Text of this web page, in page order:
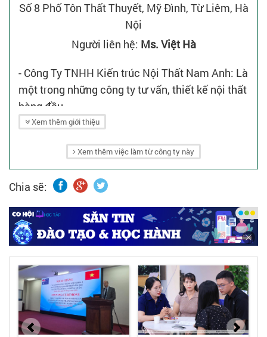
Số 8 Phố Tôn Thất Thuyết, Mỹ Đình, Từ Liêm, Hà
Nội
Người liên hệ: Ms. Việt Hà
- Công Ty TNHH Kiến trúc Nội Thất Nam Anh: Là
một trong những công ty tư vấn, thiết kế nội thất
hàng đầu.
- Công ty chúng tôi với phương châm hoạt động
đáp ứng nhu cầu của khách hàng.
Xem thêm giới thiệu
Xem thêm việc làm từ công ty này
Chia sẽ: